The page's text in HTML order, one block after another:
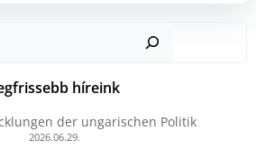
híreink
der ungarischen Politik
2026.06.29.